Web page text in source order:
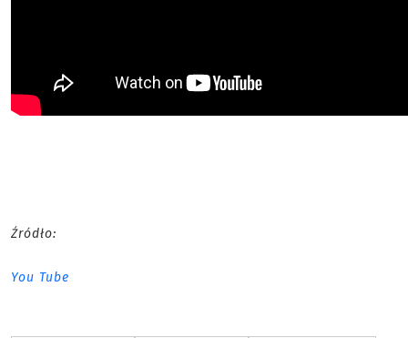
Źródło:
You Tube